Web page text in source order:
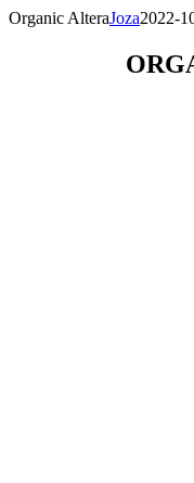
Skip
Organic AlteraJoza2022-